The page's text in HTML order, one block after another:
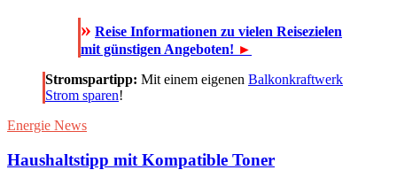
» Reise Informationen zu vielen Reisezielen
mit günstigen Angeboten! ►
Stromspartipp: Mit einem eigenen Balkonkraftwerk
Strom sparen!
Energie News
Haushaltstipp mit Kompatible Toner